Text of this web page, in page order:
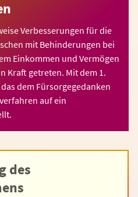
Verbesserungen für die
mit Behinderungen bei
Einkommen und Vermögen
Kraft getreten. Mit dem 1.
dem Fürsorgegedanken
auf ein
des